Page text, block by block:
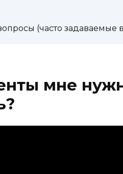
(часто задаваемые
мне